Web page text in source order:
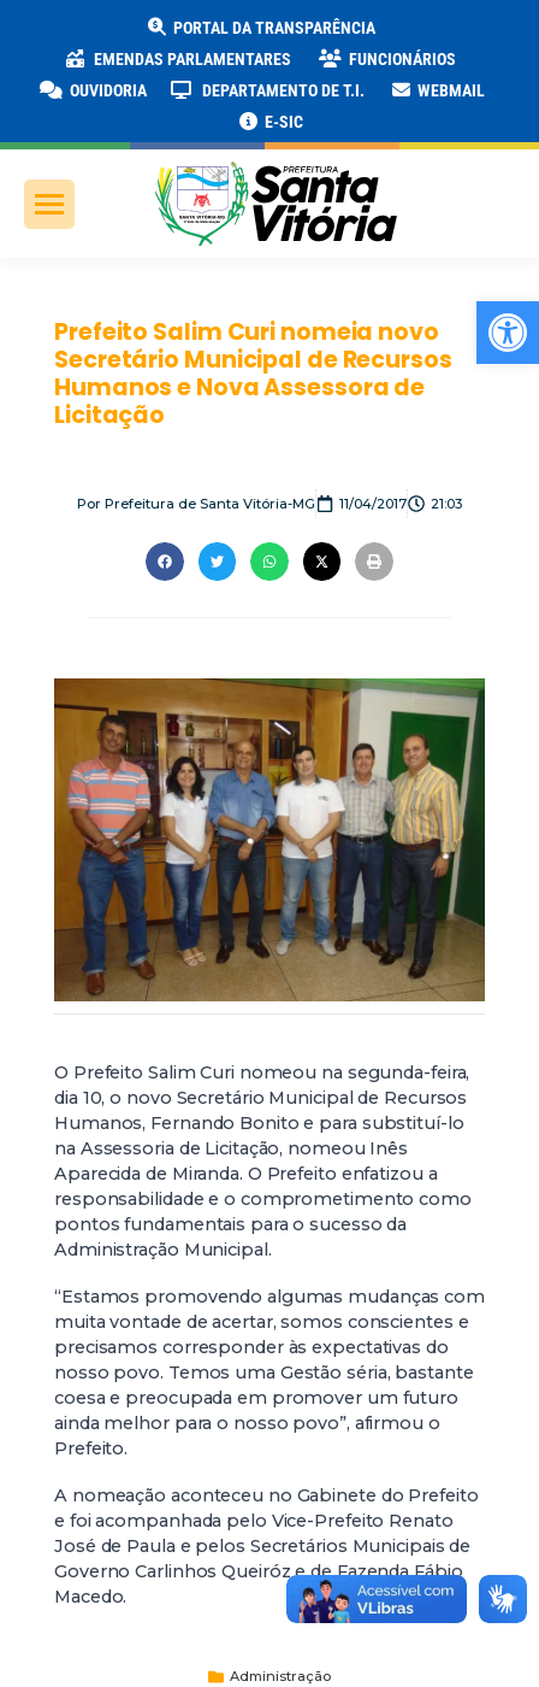
PORTAL DA TRANSPARÊNCIA
EMENDAS PARLAMENTARES
FUNCIONÁRIOS
OUVIDORIA
DEPARTAMENTO DE T.I.
WEBMAIL
E-SIC
Prefeito Salim Curi nomeia novo
Secretário Municipal de Recursos
Humanos e Nova Assessora de
Licitação
Por Prefeitura de Santa Vitória-MG 11/04/2017 21:03
O Prefeito Salim Curi nomeou na segunda-feira,
dia 10, o novo Secretário Municipal de Recursos
Humanos, Fernando Bonito e para substituí-lo
na Assessoria de Licitação, nomeou Inês
Aparecida de Miranda. O Prefeito enfatizou a
responsabilidade e o comprometimento como
pontos fundamentais para o sucesso da
Administração Municipal.
“Estamos promovendo algumas mudanças com
muita vontade de acertar, somos conscientes e
precisamos corresponder às expectativas do
nosso povo. Temos uma Gestão séria, bastante
coesa e preocupada em promover um futuro
ainda melhor para o nosso povo”, afirmou o
Prefeito.
A nomeação aconteceu no Gabinete do Prefeito
e foi acompanhada pelo Vice-Prefeito Renato
José de Paula e pelos Secretários Municipais de
Governo Carlinhos Queiróz e de Fazenda Fábio
Macedo.
Administração